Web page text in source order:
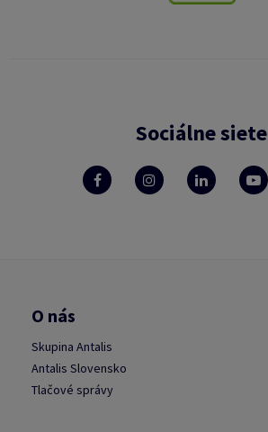
Sociálne siete
O nás
Skupina Antalis
Antalis Slovensko
Tlačové správy